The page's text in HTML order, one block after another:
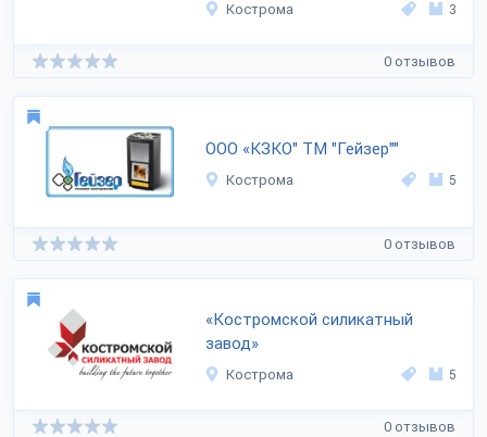
Кострома 3
0 отзывов
ООО «КЗКО" ТМ "Гейзер""
Кострома 5
0 отзывов
«Костромской силикатный
завод»
Кострома 5
0 отзывов